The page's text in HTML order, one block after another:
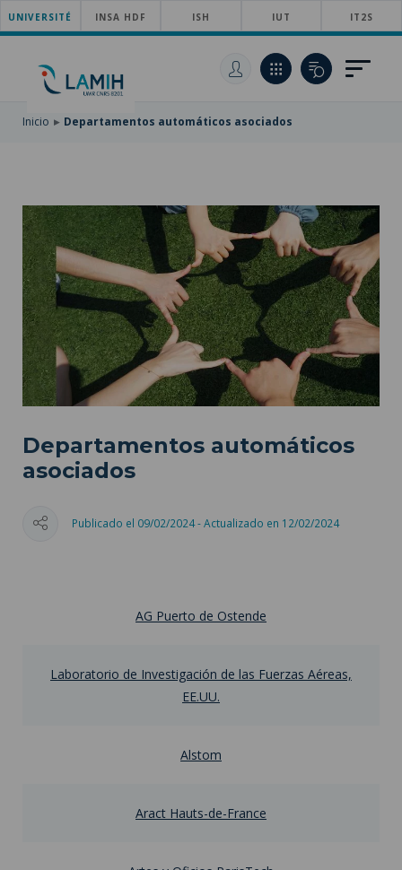
SKIP
TO
NAVIGATION
PASAR
CONTENIDO
PRINCIPAL
SKIP
UNIVERSITÉ INSA HDF ISH IUT IT2S
Inicio Departamentos automáticos asociados
Departamentos automáticos
asociados
Publicado el 09/02/2024 - Actualizado en 12/02/2024
AG Puerto de Ostende
Laboratorio de Investigación de las Fuerzas Aéreas,
EE.UU.
Alstom
Aract Hauts-de-France